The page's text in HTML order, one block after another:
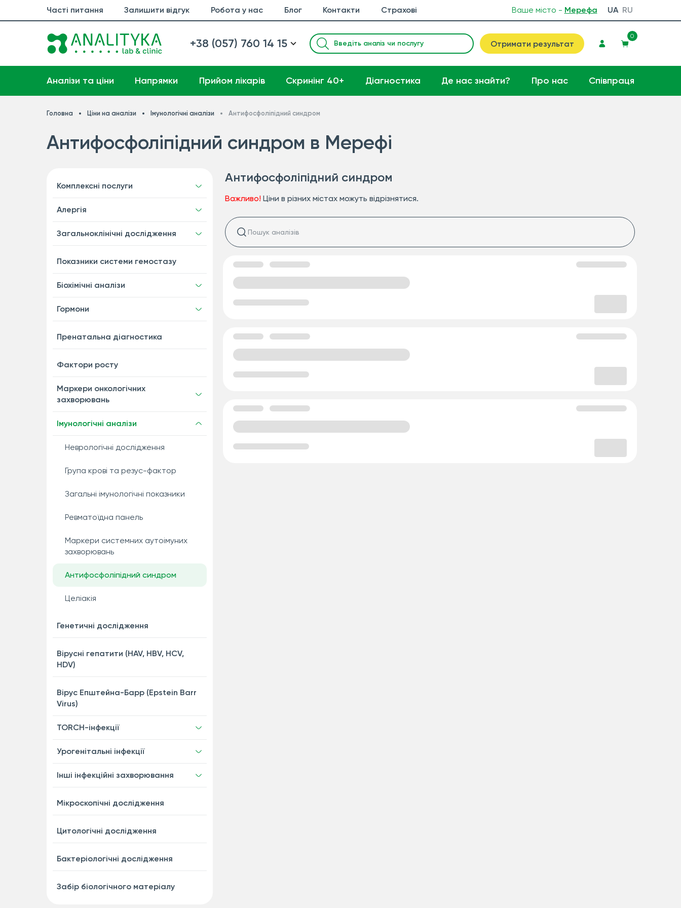
Часті питання Залишити відгук Робота у нас Блог Контакти Страхові Ваше місто - Мерефа UA RU
+38 (057) 760 14 15 Отримати результат
0
Аналізи та ціни Напрямки Прийом лікарів Cкринінг 40+ Діагностика Де нас знайти? Про нас Співпраця
Головна Ціни на аналізи Імунологічні аналізи Антифосфоліпідний синдром
Антифосфоліпідний синдром в Мерефі
Комплексні послуги
Алергія
Загальноклінічні дослідження
Показники системи гемостазу
Біохімічні аналізи
Гормони
Пренатальна діагностика
Фактори росту
Маркери онкологічних
захворювань
Імунологічні аналізи
Неврологічні дослідження
Група крові та резус-фактор
Загальні імунологічні показники
Ревматоїдна панель
Маркери системних аутоімуних
захворювань
Антифосфоліпідний синдром
Целіакія
Генетичні дослідження
Вірусні гепатити (HAV, HBV, HCV,
HDV)
Вірус Епштейна-Барр (Epstein Barr
Virus)
TORCH-інфекції
Урогенітальні інфекції
Інші інфекційні захворювання
Мікроскопічні дослідження
Цитологічні дослідження
Бактеріологічні дослідження
Забір біологічного матеріалу
Антифосфоліпідний синдром
Важливо! Ціни в різних містах можуть відрізнятися.